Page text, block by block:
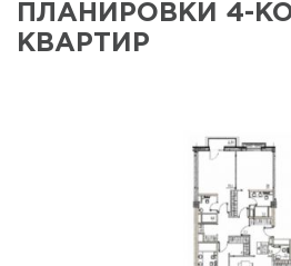
ПЛАНИРОВКИ 4-
КВАРТИР
Да, удалить Отмена